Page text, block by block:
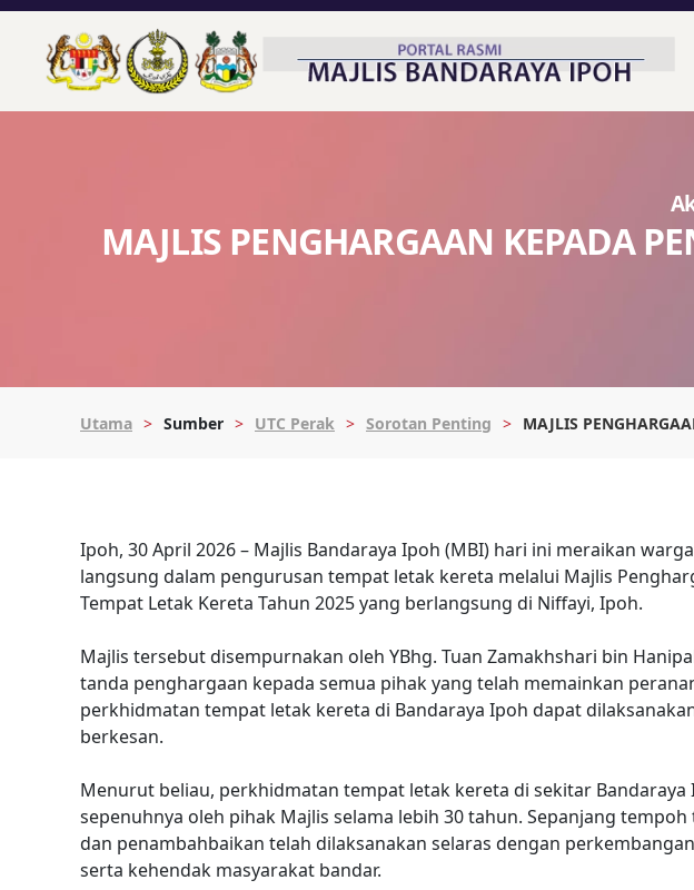
MAJLIS PENGHARGAAN KEPADA
Utama Sumber UTC Perak Sorotan Penting MAJLIS
Ipoh, 30 April 2026 – Majlis Bandaraya Ipoh (MBI) hari ini meraikan
langsung dalam pengurusan tempat letak kereta melalui Majlis
Tempat Letak Kereta Tahun 2025 yang berlangsung di Niffayi, Ipoh.
Majlis tersebut disempurnakan oleh YBhg. Tuan Zamakhshari bin
tanda penghargaan kepada semua pihak yang telah memainkan
perkhidmatan tempat letak kereta di Bandaraya Ipoh dapat
berkesan.
Menurut beliau, perkhidmatan tempat letak kereta di sekitar
sepenuhnya oleh pihak Majlis selama lebih 30 tahun. Sepanjang
dan penambahbaikan telah dilaksanakan selaras dengan
serta kehendak masyarakat bandar.